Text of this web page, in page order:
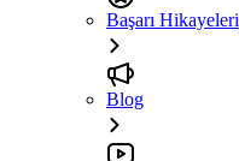
Başarı Hikayeleri
Blog